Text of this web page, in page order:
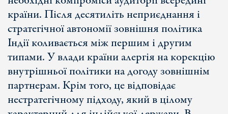
країни. Після десятиліть неприєднання і
стратегічної автономії зовнішня політика
Індії коливається між першим і другим
типами. У влади країни алергія на корекцію
внутрішньої політики на догоду зовнішнім
партнерам. Крім того, це відповідає
нестратегічному підходу, який в цілому